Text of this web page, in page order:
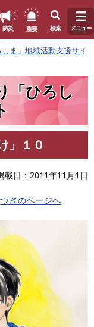
防災 重要 検索 メニュー
ま」地域活動支援サイ
「ひろし
」１０
載日 2011年11月1日
つぎのページへ